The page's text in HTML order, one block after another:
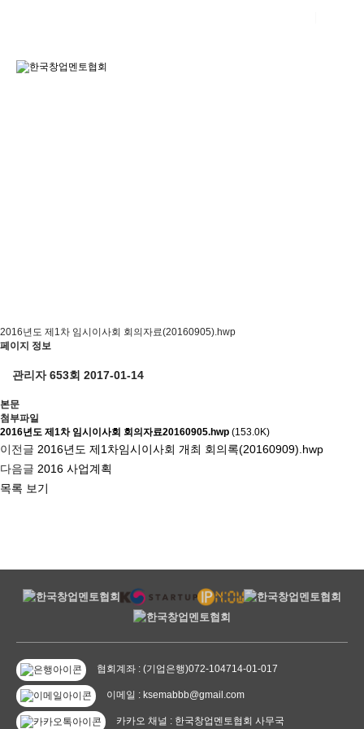
2016년도 제1차 임시이사회 회의자료(20160905).hwp
페이지 정보
관리자 653회 2017-01-14
본문
첨부파일
2016년도 제1차 임시이사회 회의자료20160905.hwp (153.0K)
이전글 2016년도 제1차임시이사회 개최 회의록(20160909).hwp
다음글 2016 사업계획
목록 보기
협회계좌 : (기업은행)072-104714-01-017
이메일 : ksemabbb@gmail.com
카카오 채널 : 한국창업멘토협회 사무국